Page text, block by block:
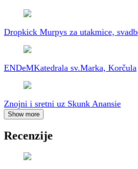
Dropkick Murpys za utakmice,
ENDeMKatedrala sv.Marka, Korčula
Znojni i sretni uz Skunk Anansie
Show more
Recenzije